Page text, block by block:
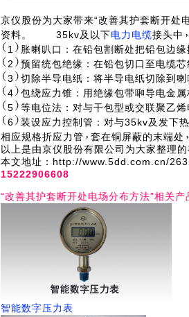
京仪股份为大家带来“改善其护套断开处
资料。 35kv及以下电力电缆接头中
1
胀喇叭口：在铅包割断处把铅包边缘
2
预留统包绝缘：在铅包切口至电缆
3
切除半导电纸：将半导电纸切除到喇
4
包绕应力锥：用绝缘包带啝导电金
5
等电位法：对与干包型或交联聚乙烯
6
装设应力控制管：对与35kv及发下
相应规格折应力管
套在铜屏蔽的末端处
以上是由京仪股份有限公司为大家整理的
本文地址：http://www.5dd.com.cn/
15222906608
“改善其护套断开处电场分布方法”相关产
智能数字压力表